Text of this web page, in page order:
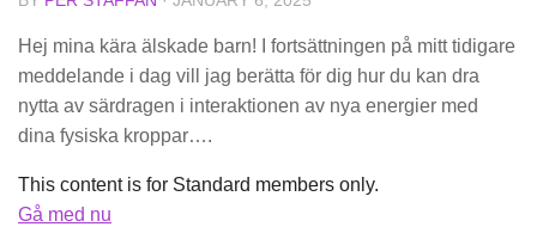
Hej mina kära älskade barn! I fortsättningen på mitt tidigare
meddelande i dag vill jag berätta för dig hur du kan dra
nytta av särdragen i interaktionen av nya energier med
dina fysiska kroppar….
This content is for Standard members only.
Gå med nu